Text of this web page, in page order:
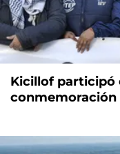
Kicillof participó
conmemoración